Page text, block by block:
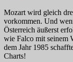
Mozart wird gleich
vorkommen. Und
Österreich äußerst
wie Falco mit seinem
dem Jahr 1985
Charts!